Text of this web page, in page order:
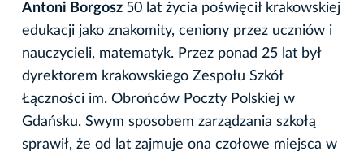
Antoni Borgosz 50 lat życia poświęcił krakowskiej
edukacji jako znakomity, ceniony przez uczniów i
nauczycieli, matematyk. Przez ponad 25 lat był
dyrektorem krakowskiego Zespołu Szkół
Łączności im. Obrońców Poczty Polskiej w
Gdańsku. Swym sposobem zarządzania szkołą
sprawił, że od lat zajmuje ona czołowe miejsca w